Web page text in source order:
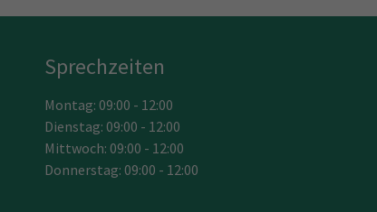
Sprechzeiten
Montag: 09:00 - 12:00
Dienstag: 09:00 - 12:00
Mittwoch: 09:00 - 12:00
Donnerstag: 09:00 - 12:00